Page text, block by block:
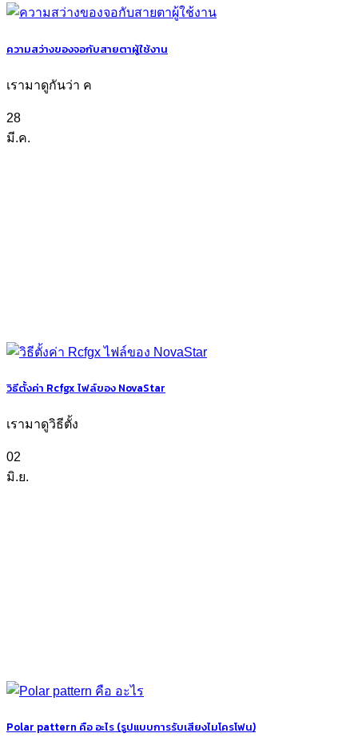
ความสว่างของจอกับสายตาผู้ใช้งาน
เรามาดูกันว่า ค
28
มี.ค.
วิธีตั้งค่า Rcfgx ไฟล์ของ NovaStar
เรามาดูวิธีตั้ง
02
มิ.ย.
Polar pattern คือ อะไร (รูปแบบการรับเสียงไมโครโฟน)